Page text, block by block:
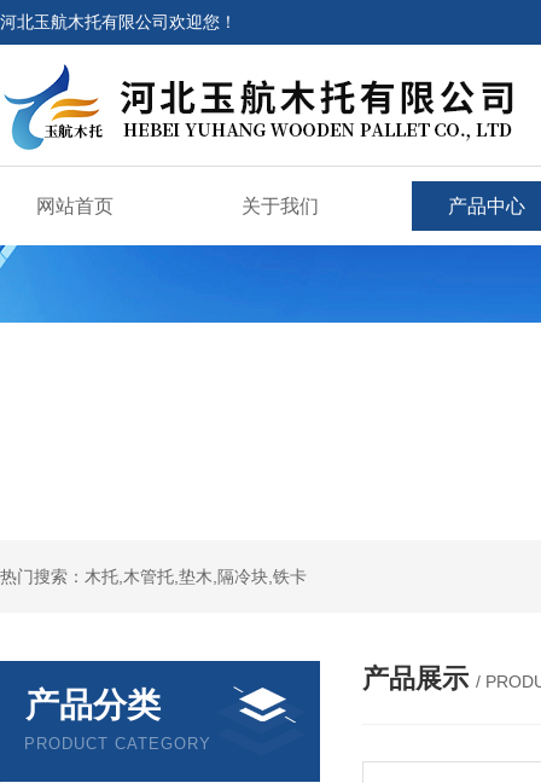
河北玉航木托有限公司欢迎您！
网站首页 关于我们 产品中心
热门搜索：木托,木管托,垫木,隔冷块,铁卡
产品分类
PRODUCT CATEGORY
产品展示 /